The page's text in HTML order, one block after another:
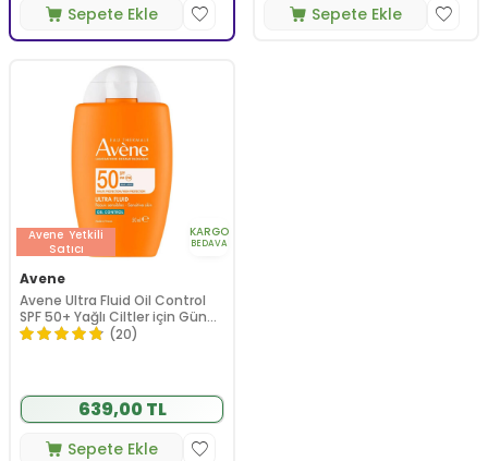
Sepete Ekle Sepete Ekle
Avene Yetkili
Satıcı
KARGO
BEDAVA
Avene
Avene Ultra Fluid Oil Control
SPF 50+ Yağlı Ciltler için Güneş
Kremi 50 ml (20)
639,00 TL
Sepete Ekle